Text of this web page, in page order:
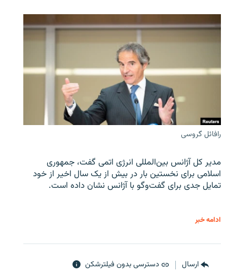
رافائل گروسی
مدیر کل آژانس بین‌المللی انرژی اتمی گفت، جمهوری
اسلامی برای نخستین بار در بیش از یک سال اخیر از خود
تمایل جدی برای گفت‌وگو با آژانس نشان داده است.
ادامه خبر
ارسال دسترسی بدون فیلترشکن